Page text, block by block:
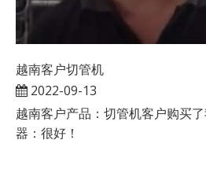
越南客户切管机
2022-09-13
越南客户产品：切管机客户购买
器：很好！